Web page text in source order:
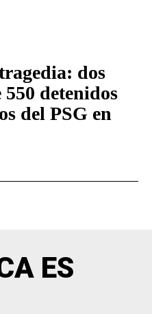
dos
detenidos
del PSG en
ES